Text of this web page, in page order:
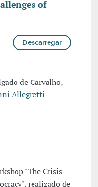
of
Descarregar
de Carvalho,
Allegretti
"The Crisis
realizado de